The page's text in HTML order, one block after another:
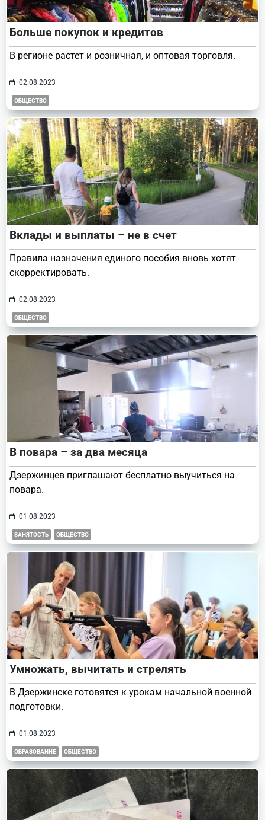
Больше покупок и кредитов
В регионе растет и розничная, и оптовая торговля.
02.08.2023
ОБЩЕСТВО
Вклады и выплаты – не в счет
Правила назначения единого пособия вновь хотят
скорректировать.
02.08.2023
ОБЩЕСТВО
В повара – за два месяца
Дзержинцев приглашают бесплатно выучиться на
повара.
01.08.2023
ЗАНЯТОСТЬ ОБЩЕСТВО
Умножать, вычитать и стрелять
В Дзержинске готовятся к урокам начальной военной
подготовки.
01.08.2023
ОБРАЗОВАНИЕ ОБЩЕСТВО